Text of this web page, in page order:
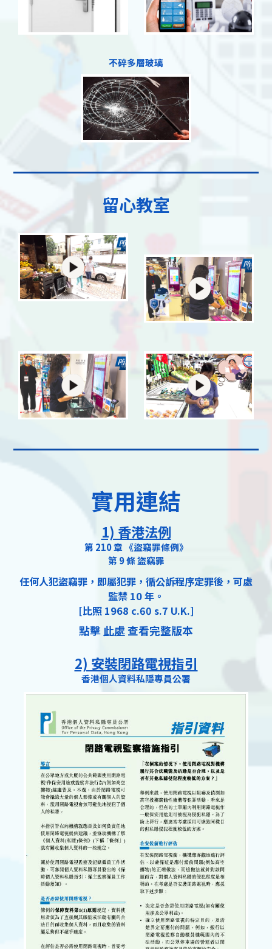
不碎多層玻璃
留心教室
實用連結
1) 香港法例
第 210 章 《盜竊罪條例》
第 9 條 盜竊罪
任何人犯盜竊罪，即屬犯罪，循公訴程序定罪後，可處
監禁 10 年。
[比照 1968 c.60 s.7 U.K.]
點擊此處查看完整版本
2) 安裝閉路電視指引
香港個人資料私隱專員公署